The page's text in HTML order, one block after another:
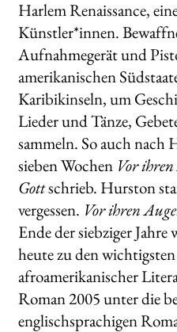
Search:
Harlem Renaissance,
Künstler*innen.
Aufnahmegerät und
amerikanischen
Karibikinseln, um
Lieder und Tänze,
sammeln. So auch nach
sieben Wochen Vor ihren
Gottschrieb. Hurston
vergessen. Vor ihren
Ende der siebziger
heute zu den
afroamerikanischer
Roman 2005 unter die
englischsprachigen